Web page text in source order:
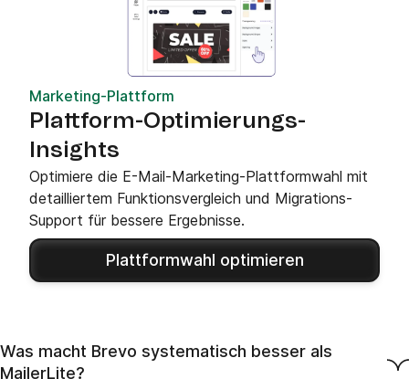
Marketing-Plattform
Plattform-Optimierungs-
Insights
Optimiere die E-Mail-Marketing-Plattformwahl mit
detailliertem Funktionsvergleich und Migrations-
Support für bessere Ergebnisse.
Plattformwahl optimieren
Was macht Brevo systematisch besser als
MailerLite?